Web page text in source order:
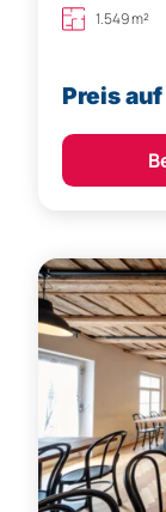
Hörbranz,